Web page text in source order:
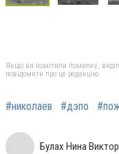
Якщо ви помітили помилку,
повідомити про це редакцію
#николаев #дэпо
Булах Нина